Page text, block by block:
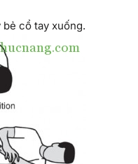
bẻ cổ tay xuống.